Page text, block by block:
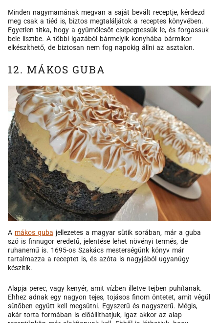
Minden nagymamának megvan a saját bevált receptje, kérdezd
meg csak a tiéd is, biztos megtaláljátok a receptes könyvében.
Egyetlen titka, hogy a gyümölcsöt csepegtessük le, és forgassuk
bele lisztbe. A többi igazából bármelyik konyhába bármikor
elkészíthető, de biztosan nem fog napokig állni az asztalon.
12. MÁKOS GUBA
A mákos guba jellezetes a magyar sütik sorában, már a guba
szó is finnugor eredetű, jelentése lehet növényi termés, de
ruhanemű is. 1695-os Szakács mesterségünk könyv már
tartalmazza a receptet is, és azóta is nagyjából ugyanúgy
készítik.
Alapja perec, vagy kenyér, amit vízben illetve tejben puhítanak.
Ehhez adnak egy nagyon tejes, tojásos finom öntetet, amit végül
sütőben együtt kell megsütni. Egyszerű és nagyszerű. Mégis,
akár torta formában is előállíthatjuk, igaz akkor az alap